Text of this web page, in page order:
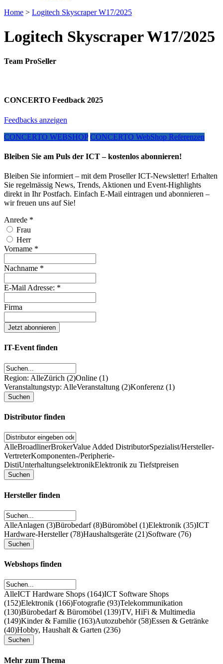
Home > Logitech Skyscraper W17/2025
Logitech Skyscraper W17/2025
Team ProSeller
CONCERTO Feedback 2025
Feedbacks anzeigen
CONCERTO WEBSHOP CONCERTO WebShop Referenzen
Bleiben Sie am Puls der ICT – kostenlos abonnieren!
Bleiben Sie informiert – mit dem Proseller ICT-Newsletter! Erhalten
Sie regelmässig News, Trends, Aktionen und Event-Highlights
direkt in Ihr Postfach. Einfach E-Mail eintragen und abonnieren –
wir freuen uns auf Sie!
Anrede *
Frau
Herr
Vorname *
Nachname *
E-Mail Adresse: *
Firma
IT-Event finden
Region: AlleZürich (2)Online (1)
Veranstaltungstyp: AlleVeranstaltung (2)Konferenz (1)
Distributor finden
AlleBroadlinerBrokerValue Added DistributorSpezialist/Hersteller-
VertreterKomponenten-/Peripherie-
DistiUnterhaltungselektronikElektronik zu Tiefstpreisen
Hersteller finden
AlleAnlagen (3)Bürobedarf (8)Büromöbel (1)Elektronik (35)ICT
Hardware-Hersteller (78)Haushaltsgeräte (21)Software (76)
Webshops finden
AlleICT Hardware Shops (164)ICT Software Shops
(152)Elektronik (166)Fotografie (93)Telekommunikation
(130)Bürobedarf & Büromöbel (139)TV, HiFi & Multimedia
(149)Kinder & Familie (163)Autozubehör (58)Essen & Getränke
(40)Hobby, Haushalt & Garten (236)
Mehr zum Thema